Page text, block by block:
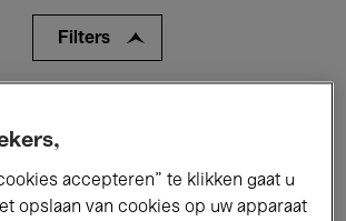
Filters
Lezingen & Debatten
accepteren” te klikken gaat u
opslaan van cookies op uw apparaat